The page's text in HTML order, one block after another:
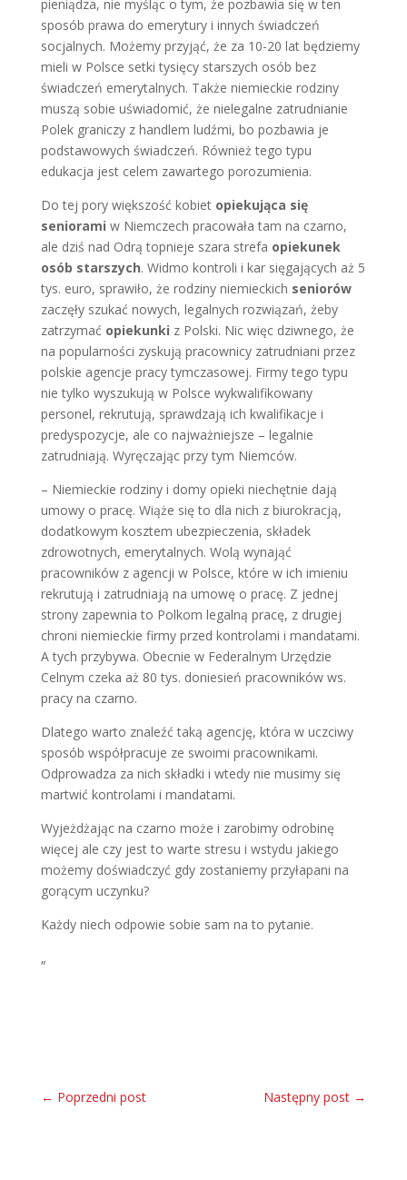
pieniądza, nie myśląc o tym, że pozbawia się w ten
sposób prawa do emerytury i innych świadczeń
socjalnych. Możemy przyjąć, że za 10-20 lat będziemy
mieli w Polsce setki tysięcy starszych osób bez
świadczeń emerytalnych. Także niemieckie rodziny
muszą sobie uświadomić, że nielegalne zatrudnianie
Polek graniczy z handlem ludźmi, bo pozbawia je
podstawowych świadczeń. Również tego typu
edukacja jest celem zawartego porozumienia.
Do tej pory większość kobiet opiekująca się
seniorami w Niemczech pracowała tam na czarno,
ale dziś nad Odrą topnieje szara strefa opiekunek
osób starszych. Widmo kontroli i kar sięgających aż 5
tys. euro, sprawiło, że rodziny niemieckich seniorów
zaczęły szukać nowych, legalnych rozwiązań, żeby
zatrzymać opiekunki z Polski. Nic więc dziwnego, że
na popularności zyskują pracownicy zatrudniani przez
polskie agencje pracy tymczasowej. Firmy tego typu
nie tylko wyszukują w Polsce wykwalifikowany
personel, rekrutują, sprawdzają ich kwalifikacje i
predyspozycje, ale co najważniejsze – legalnie
zatrudniają. Wyręczając przy tym Niemców.
– Niemieckie rodziny i domy opieki niechętnie dają
umowy o pracę. Wiąże się to dla nich z biurokracją,
dodatkowym kosztem ubezpieczenia, składek
zdrowotnych, emerytalnych. Wolą wynająć
pracowników z agencji w Polsce, które w ich imieniu
rekrutują i zatrudniają na umowę o pracę. Z jednej
strony zapewnia to Polkom legalną pracę, z drugiej
chroni niemieckie firmy przed kontrolami i mandatami.
A tych przybywa. Obecnie w Federalnym Urzędzie
Celnym czeka aż 80 tys. doniesień pracowników ws.
pracy na czarno.
Dlatego warto znaleźć taką agencję, która w uczciwy
sposób współpracuje ze swoimi pracownikami.
Odprowadza za nich składki i wtedy nie musimy się
martwić kontrolami i mandatami.
Wyjeżdżając na czarno może i zarobimy odrobinę
więcej ale czy jest to warte stresu i wstydu jakiego
możemy doświadczyć gdy zostaniemy przyłapani na
gorącym uczynku?
Każdy niech odpowie sobie sam na to pytanie.
„
← Poprzedni post Następny post →